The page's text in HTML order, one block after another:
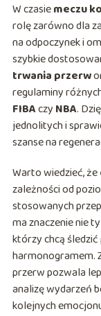
W czasiemeczu
rolę zarówno dla
na odpoczynek i
szybkie
trwania przerw
regulaminy
FIBAczy NBA.
jednolitych i
szanse na
Warto wiedzieć, że
zależności od
stosowanych
ma znaczenie nie
którzy chcą
harmonogramem.
przerw pozwala
analizę wydarzeń
kolejnych